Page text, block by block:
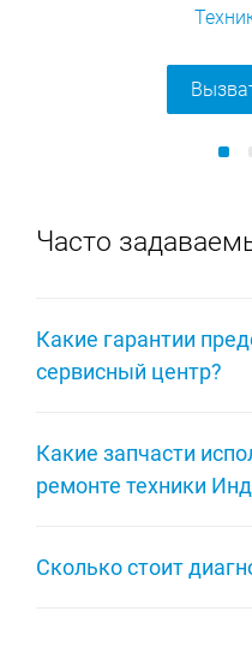
Часто
Какие гарантии
сервисный центр?
предоставляемых
неисправности
детали, замененные в
Какие запчасти
ремонте техники
запасные части.
Сколько стоит